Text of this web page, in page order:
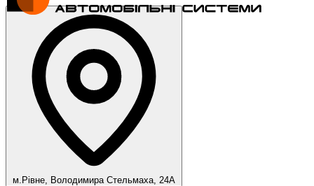
м.Рівне, Володимира Стельмаха, 24А